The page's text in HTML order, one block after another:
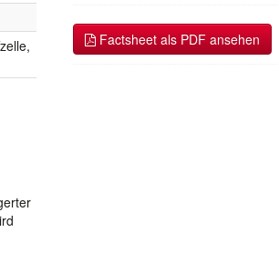
Factsheet als PDF ansehen